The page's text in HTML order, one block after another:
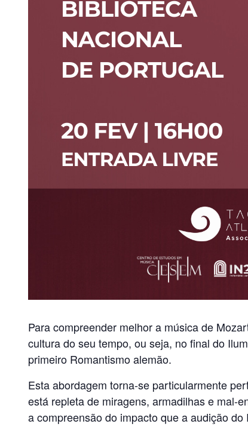
Para compreender melhor a música de
cultura do seu tempo, ou seja, no final do
primeiro Romantismo alemão.
Esta abordagem torna-se particularmente
está repleta de miragens, armadilhas e mal-
a compreensão do impacto que a audição